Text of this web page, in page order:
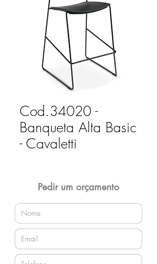
Cod.34020 -
Banqueta Alta Basic
- Cavaletti
Pedir um orçamento